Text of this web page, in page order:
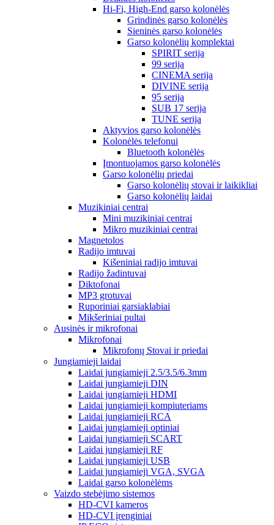
Hi-Fi, High-End garso kolonėlės
Grindinės garso kolonėlės
Sieninės garso kolonėlės
Garso kolonėlių komplektai
SPIRIT serija
99 serija
CINEMA serija
DIVINE serija
95 serija
SUB 17 serija
TUNE serija
Aktyvios garso kolonėlės
Kolonėlės telefonui
Bluetooth kolonėlės
Įmontuojamos garso kolonėlės
Garso kolonėlių priedai
Garso kolonėlių stovai ir laikikliai
Garso kolonėlių laidai
Muzikiniai centrai
Mini muzikiniai centrai
Mikro muzikiniai centrai
Magnetolos
Radijo imtuvai
Kišeniniai radijo imtuvai
Radijo žadintuvai
Diktofonai
MP3 grotuvai
Ruporiniai garsiaklabiai
Mikšeriniai pultai
Ausinės ir mikrofonai
Mikrofonai
Mikrofonų Stovai ir priedai
Jungiamieji laidai
Laidai jungiamieji 2.5/3.5/6.3mm
Laidai jungiamieji DIN
Laidai jungiamieji HDMI
Laidai jungiamieji kompiuteriams
Laidai jungiamieji RCA
Laidai jungiamieji optiniai
Laidai jungiamieji SCART
Laidai jungiamieji RF
Laidai jungiamieji USB
Laidai jungiamieji VGA, SVGA
Laidai garso kolonėlėms
Vaizdo stebėjimo sistemos
HD-CVI kameros
HD-CVI įrenginiai